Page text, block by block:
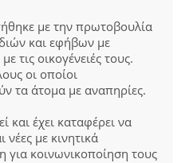
με την πρωτοβουλία
και εφήβων με
τις οικογένειές τους.
οι οποίοι
τα άτομα με αναπηρίες.
και έχει καταφέρει να
με κινητικά
κοινωνικοποίηση τους